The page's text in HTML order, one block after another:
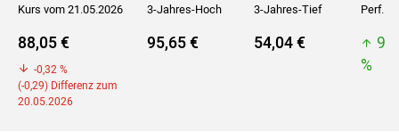
Kurs vom 21.05.2026 3-Jahres-Hoch 3-Jahres-Tief Perf. 5J
88,05 €
-0,32 %
(-0,29) Differenz zum
20.05.2026
95,65 € 54,04 €
%